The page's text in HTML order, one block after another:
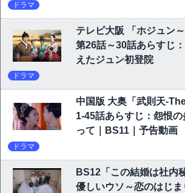
ドラマ
テレビ大阪 「ホジュン
第26話～30話あらすじ
えたジュン初登院
ドラマ
中国版 大奥「武則天-
1-45話あらすじ：怨恨
って｜BS11｜予告動画
ドラマ
BS12「この結婚は社内
優しいウソ～恋のはじま